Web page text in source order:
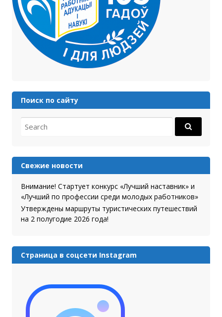
Поиск по сайту
Search for:
Свежие новости
Внимание! Стартует конкурс «Лучший наставник» и
«Лучший по профессии среди молодых работников»
Утверждены маршруты туристических путешествий
на 2 полугодие 2026 года!
Страница в соцсети Instagram